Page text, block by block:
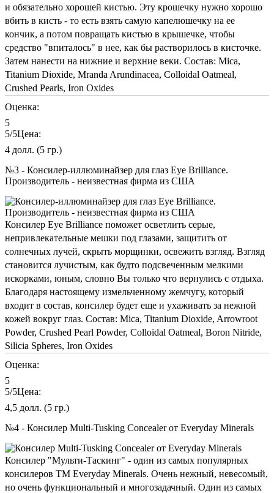
и обязательно хорошей кистью. Эту крошечку нужно хорошо
вбить в кисть - то есть взять самую капелюшечку на ее
кончик, а потом повращать кистью в крышечке, чтобы
средство "впиталось" в нее, как бы растворилось в кисточке.
Затем нанести на нижние и верхние веки. Состав: Mica,
Titanium Dioxide, Mranda Arundinacea, Colloidal Oatmeal,
Crushed Pearls, Iron Oxides
Оценка:
5
5/5Цена:
4 долл. (5 гр.)
№3 - Консилер-иллюминайзер для глаз Eye Brilliance.
Производитель - неизвестная фирма из США
Консилер Eye Brilliance поможет осветлить серые,
непривлекательные мешки под глазами, защитить от
солнечных лучей, скрыть морщинки, освежить взгляд. Взгляд
становится лучистым, как будто подсвеченным мелкими
искорками, юным, словно Вы только что вернулись с отдыха.
Благодаря настоящему измельченному жемчугу, который
входит в состав, консилер будет еще и ухаживать за нежной
кожей вокруг глаз. Состав: Mica, Titanium Dioxide, Arrowroot
Powder, Crushed Pearl Powder, Colloidal Oatmeal, Boron Nitride,
Silicia Spheres, Iron Oxides
Оценка:
5
5/5Цена:
4,5 долл. (5 гр.)
№4 - Консилер Multi-Tusking Concealer от Everyday Minerals
Консилер "Мульти-Таскинг" - один из самых популярных
консилеров ТМ Everyday Minerals. Очень нежный, невесомый,
но очень функциональный и многозадачный. Один из самых